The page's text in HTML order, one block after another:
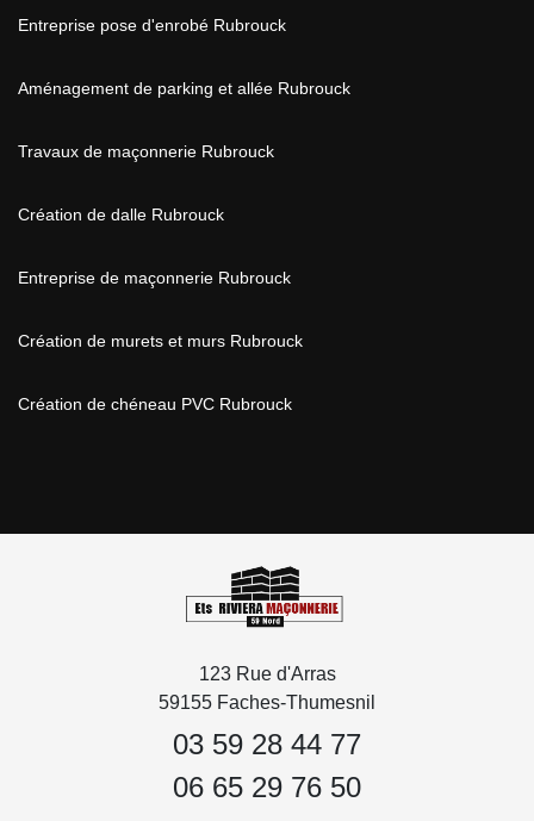
Entreprise pose d'enrobé Rubrouck
Aménagement de parking et allée Rubrouck
Travaux de maçonnerie Rubrouck
Création de dalle Rubrouck
Entreprise de maçonnerie Rubrouck
Création de murets et murs Rubrouck
Création de chéneau PVC Rubrouck
123 Rue d'Arras
59155 Faches-Thumesnil
03 59 28 44 77
06 65 29 76 50